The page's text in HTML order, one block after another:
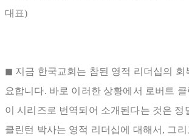
대표)
◼ 지금 한국교회는 참된 영적 리더십의 회
요합니다. 바로 이러한 상황에서 로버트
이 시리즈로 번역되어 소개된다는 것은 정
클린턴 박사는 영적 리더십에 대해서, 그